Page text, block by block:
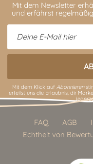
Mit dem Newsletter
und erfährst
Mit dem Klick auf Abonnieren
erteilst uns die Erlaubnis, dir
FAQ AGB
Echtheit von